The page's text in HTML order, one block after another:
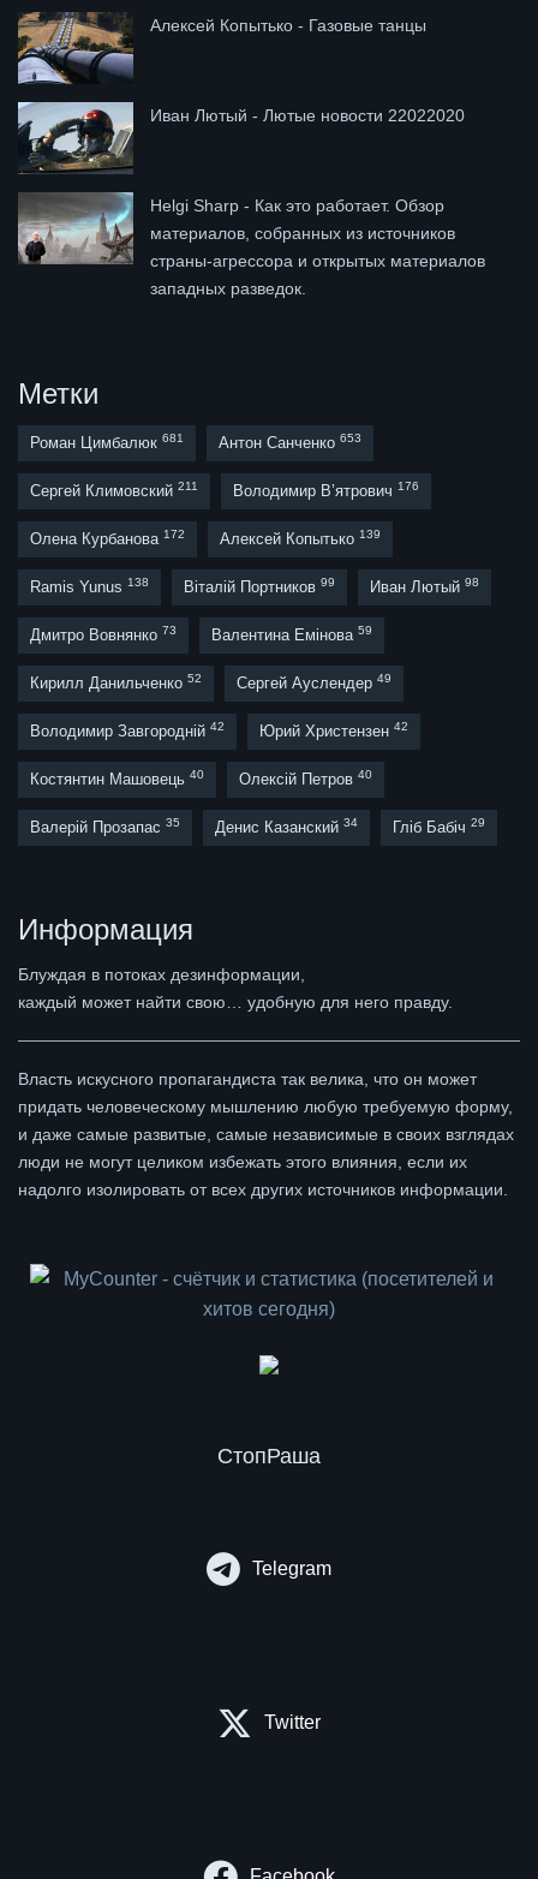
Алексей Копытько - Газовые танцы
Иван Лютый - Лютые новости 22022020
Helgi Sharp - Как это работает. Обзор
материалов, собранных из источников
страны-агрессора и открытых материалов
западных разведок.
Метки
Роман Цимбалюк 681 Антон Санченко 653
Сергей Климовский 211 Володимир В’ятрович 176
Олена Курбанова 172 Алексей Копытько 139
Ramis Yunus 138 Віталій Портников 99 Иван Лютый 98
Дмитро Вовнянко 73 Валентина Емінова 59
Кирилл Данильченко 52 Сергей Ауслендер 49
Володимир Завгородній 42 Юрий Христензен 42
Костянтин Машовець 40 Олексій Петров 40
Валерій Прозапас 35 Денис Казанский 34 Гліб Бабіч 29
Информация
Блуждая в потоках дезинформации,
каждый может найти свою… удобную для него правду.
Власть искусного пропагандиста так велика, что он может
придать человеческому мышлению любую требуемую форму,
и даже самые развитые, самые независимые в своих взглядах
люди не могут целиком избежать этого влияния, если их
надолго изолировать от всех других источников информации.
СтопРаша
Telegram
Twitter